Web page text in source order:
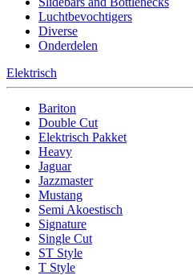
Luchtbevochtigers
Diverse
Onderdelen
Elektrisch
Bariton
Double Cut
Elektrisch Pakket
Heavy
Jaguar
Jazzmaster
Mustang
Semi Akoestisch
Signature
Single Cut
ST Style
T Style